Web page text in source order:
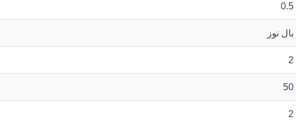
0.5
بال نوز
2
50
2